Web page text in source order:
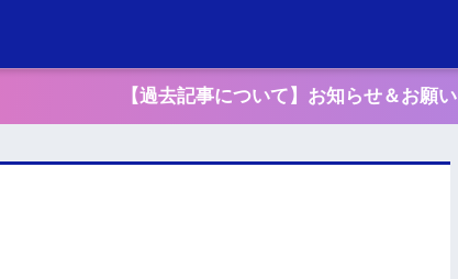
【過去記事について】お知らせ＆お願い